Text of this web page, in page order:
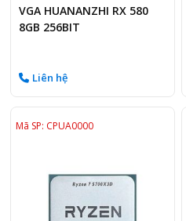
VGA HUANANZHI RX 580
8GB 256BIT
Liên hệ
Mã SP: CPUA0000